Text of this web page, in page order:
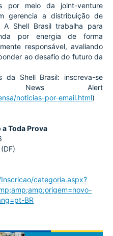
por meio da joint-venture
gerencia a distribuição de
Shell Brasil trabalha para
por energia de forma
responsável, avaliando
ao desafio do futuro da
da Shell Brasil: inscreva-se
News Alert
noticias-por-email.html)
Toda Prova
categoria.aspx?
BR